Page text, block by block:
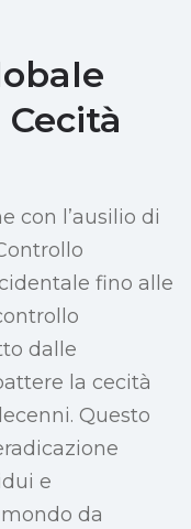
con l’ausilio di
fino alle
dalle
la cecità
Questo
e
da